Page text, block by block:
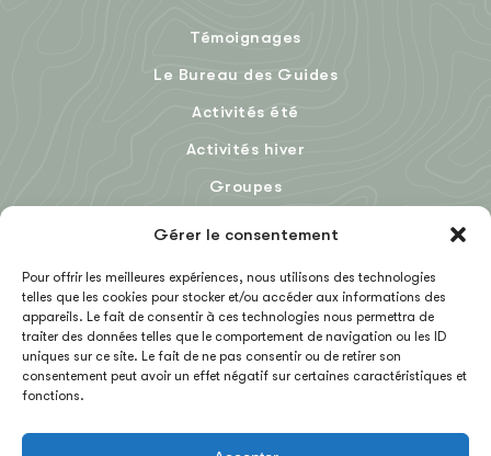
Gérer le consentement
Pour offrir les meilleures expériences, nous utilisons des technologies
telles que les cookies pour stocker et/ou accéder aux informations des
appareils. Le fait de consentir à ces technologies nous permettra de
traiter des données telles que le comportement de navigation ou les ID
uniques sur ce site. Le fait de ne pas consentir ou de retirer son
consentement peut avoir un effet négatif sur certaines caractéristiques et
fonctions.
Témoignages
Le Bureau des Guides
Activités été
Activités hiver
Groupes
EN